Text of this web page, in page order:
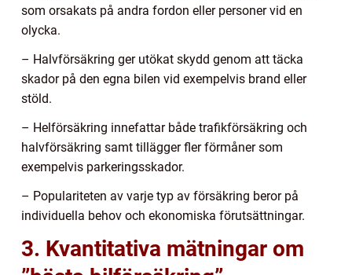
som orsakats på andra fordon eller personer vid en
olycka.
– Halvförsäkring ger utökat skydd genom att täcka
skador på den egna bilen vid exempelvis brand eller
stöld.
– Helförsäkring innefattar både trafikförsäkring och
halvförsäkring samt tillägger fler förmåner som
exempelvis parkeringsskador.
– Populariteten av varje typ av försäkring beror på
individuella behov och ekonomiska förutsättningar.
3. Kvantitativa mätningar om